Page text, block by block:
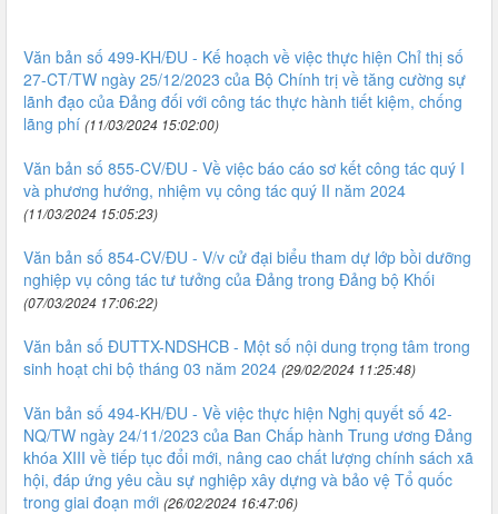
Văn bản số 499-KH/ĐU - Kế hoạch về việc thực hiện Chỉ thị số
27-CT/TW ngày 25/12/2023 của Bộ Chính trị về tăng cường sự
lãnh đạo của Đảng đối với công tác thực hành tiết kiệm, chống
lãng phí (11/03/2024 15:02:00)
Văn bản số 855-CV/ĐU - Về việc báo cáo sơ kết công tác quý I
và phương hướng, nhiệm vụ công tác quý II năm 2024
(11/03/2024 15:05:23)
Văn bản số 854-CV/ĐU - V/v cử đại biểu tham dự lớp bồi dưỡng
nghiệp vụ công tác tư tưởng của Đảng trong Đảng bộ Khối
(07/03/2024 17:06:22)
Văn bản số ĐUTTX-NDSHCB - Một số nội dung trọng tâm trong
sinh hoạt chi bộ tháng 03 năm 2024 (29/02/2024 11:25:48)
Văn bản số 494-KH/ĐU - Về việc thực hiện Nghị quyết số 42-
NQ/TW ngày 24/11/2023 của Ban Chấp hành Trung ương Đảng
khóa XIII về tiếp tục đổi mới, nâng cao chất lượng chính sách xã
hội, đáp ứng yêu cầu sự nghiệp xây dựng và bảo vệ Tổ quốc
trong giai đoạn mới (26/02/2024 16:47:06)